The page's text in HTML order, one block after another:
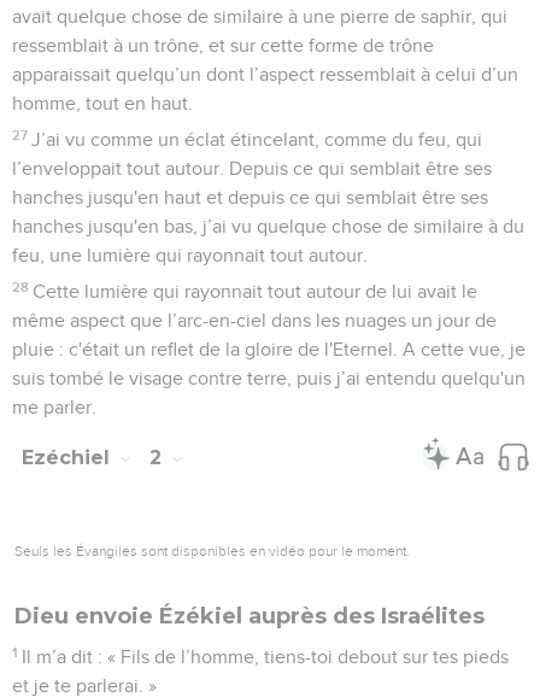
avait quelque chose de similaire à une pierre de saphir, qui
ressemblait à un trône, et sur cette forme de trône
apparaissait quelqu’un dont l’aspect ressemblait à celui d’un
homme, tout en haut.
27 J’ai vu comme un éclat étincelant, comme du feu, qui
l’enveloppait tout autour. Depuis ce qui semblait être ses
hanches jusqu'en haut et depuis ce qui semblait être ses
hanches jusqu'en bas, j’ai vu quelque chose de similaire à du
feu, une lumière qui rayonnait tout autour.
28 Cette lumière qui rayonnait tout autour de lui avait le
même aspect que l’arc-en-ciel dans les nuages un jour de
pluie : c'était un reflet de la gloire de l'Eternel. A cette vue, je
suis tombé le visage contre terre, puis j’ai entendu quelqu'un
me parler.
Ezéchiel 2
Seuls les Évangiles sont disponibles en vidéo pour le moment.
Dieu envoie Ézékiel auprès des Israélites
1 Il m’a dit : « Fils de l’homme, tiens-toi debout sur tes pieds
et je te parlerai. »